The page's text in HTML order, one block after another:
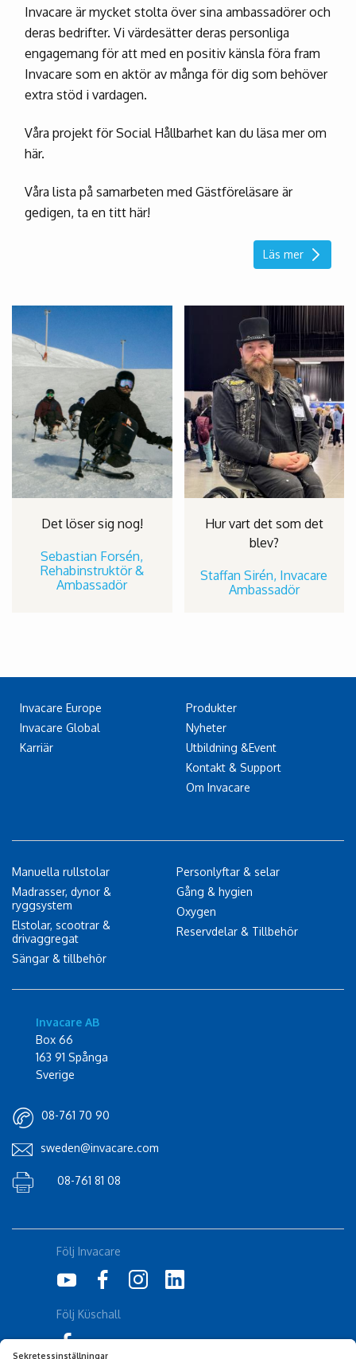
Invacare är mycket stolta över sina ambassadörer och
deras bedrifter. Vi värdesätter deras personliga
engagemang för att med en positiv känsla föra fram
Invacare som en aktör av många för dig som behöver
extra stöd i vardagen.
Våra projekt för Social Hållbarhet kan du läsa mer om
här.
Våra lista på samarbeten med Gästföreläsare är
gedigen, ta en titt här!
Läs mer
Det löser sig nog!
Sebastian Forsén,
Rehabinstruktör &
Ambassadör
Hur vart det som det
blev?
Staffan Sirén, Invacare
Ambassadör
Invacare Europe
Invacare Global
Karriär
Produkter
Nyheter
Utbildning &Event
Kontakt & Support
Om Invacare
Manuella rullstolar
Madrasser, dynor &
ryggsystem
Elstolar, scootrar &
drivaggregat
Sängar & tillbehör
Personlyftar & selar
Gång & hygien
Oxygen
Reservdelar & Tillbehör
Invacare AB
Box 66
163 91 Spånga
Sverige
08-761 70 90
sweden@invacare.com
08-761 81 08
Följ Invacare
Följ Küschall